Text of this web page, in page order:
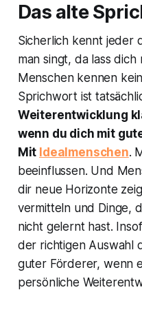
Das alte
Sicherlich kennt jeder
man singt, da lass dich
Menschen kennen
Sprichwort ist
Weiterentwicklung
wenn du dich mit
Mit Idealmenschen.
beeinflussen. Und
dir neue Horizonte
vermitteln und Dinge,
nicht gelernt hast.
der richtigen Auswahl
guter Förderer, wenn
persönliche